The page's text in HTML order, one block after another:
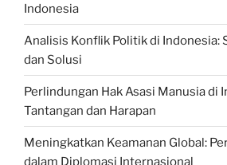
Indonesia
Analisis Konflik Politik di Indonesia:
dan Solusi
Perlindungan Hak Asasi Manusia di
Tantangan dan Harapan
Meningkatkan Keamanan Global:
dalam Diplomasi Internasional